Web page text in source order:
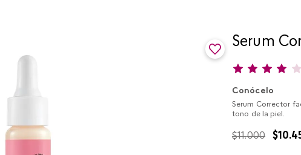
Serum
Conócelo
Serum Corrector
tono de la piel.
$11.000 $10.